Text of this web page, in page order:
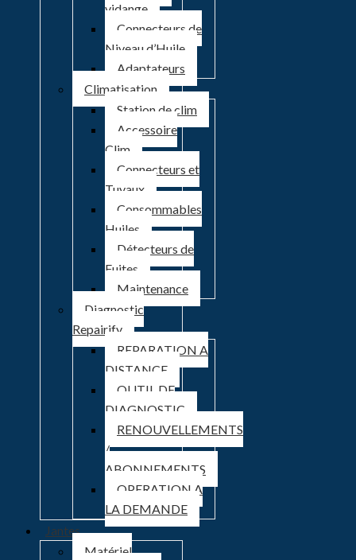
vidange
Connecteurs de
Niveau d’Huile
Adaptateurs
Climatisation
Station de clim
Accessoire
Clim
Connecteurs et
Tuyaux
Consommables
Huiles
Détecteurs de
Fuites
Maintenance
Diagnostic
Repairify
REPARATION A
DISTANCE
OUTIL DE
DIAGNOSTIC
RENOUVELLEMENTS
/
ABONNEMENTS
OPERATION A
LA DEMANDE
Jantes
Matériel